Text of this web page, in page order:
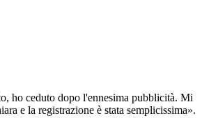
ho ceduto dopo l'ennesima pubblicità. Mi
e la registrazione è stata semplicissima».